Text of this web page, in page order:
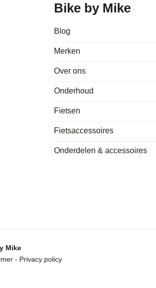
Bike by Mike
Blog
Merken
Over ons
Onderhoud
Fietsen
Fietsaccessoires
Onderdelen & accessoires
Mike
- Privacy policy